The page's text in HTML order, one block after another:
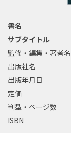
書名
サブタイトル
監修・編集・著者名
出版社名
出版年月日
定価
判型・ページ数
ISBN